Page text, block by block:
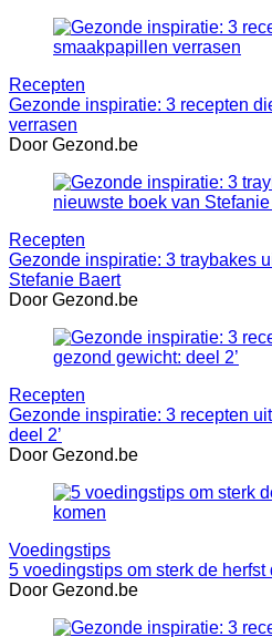
Recepten
Gezonde inspiratie: 3 recepten
verrasen
Door Gezond.be
Recepten
Gezonde inspiratie: 3 traybakes
Stefanie Baert
Door Gezond.be
Recepten
Gezonde inspiratie: 3 recepten
deel 2’
Door Gezond.be
Voedingstips
5 voedingstips om sterk de herfst
Door Gezond.be